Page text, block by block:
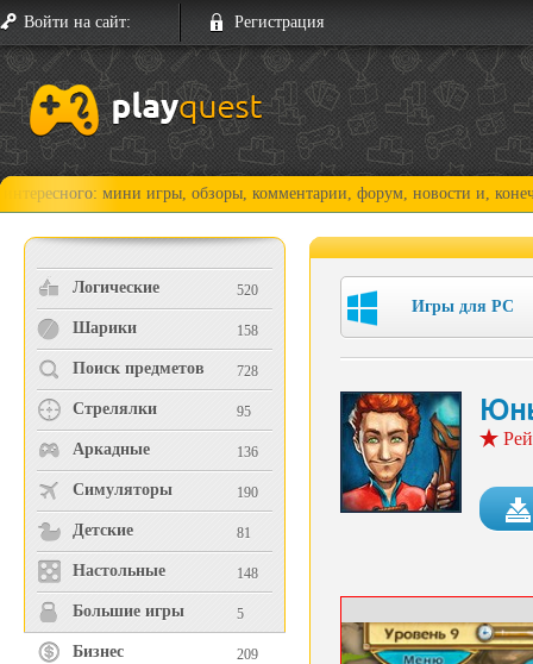
Войти на сайт: Регистрация
мини игры, обзоры, комментарии, форум, новости и, конечно,
Логические 520
Шарики 158
Поиск предметов 728
Стрелялки 95
Аркадные 136
Симуляторы 190
Детские 81
Настольные 148
Большие игры 5
Бизнес 209
Игры для PC